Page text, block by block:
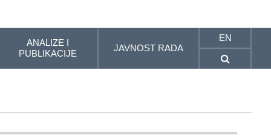
ANALIZE I
PUBLIKACIJE
JAVNOST RADA
EN